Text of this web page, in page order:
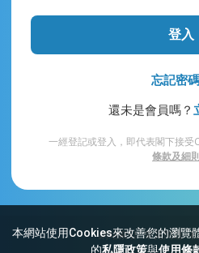
本網站使用Cookies來改善您的瀏覽
的私隱政策與使用條
登入
忘記密
還未是會員嗎？
一經登記或登入，即代表閣下接
條款及細
網站索引 常見問題